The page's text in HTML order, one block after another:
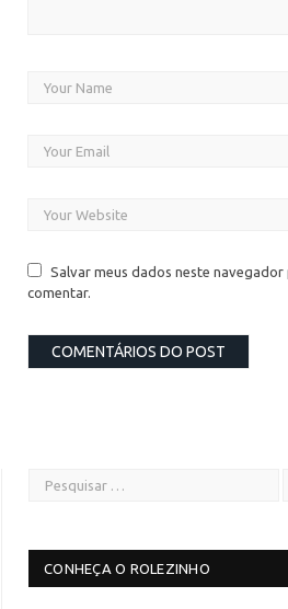
Salvar meus dados neste
comentar.
CONHEÇA O ROLEZINHO